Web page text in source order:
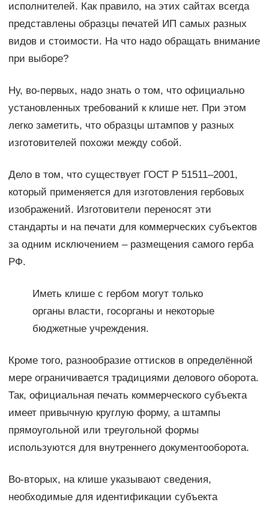
исполнителей. Как правило, на этих сайтах всегда
представлены образцы печатей ИП самых разных
видов и стоимости. На что надо обращать внимание
при выборе?
Ну, во-первых, надо знать о том, что официально
установленных требований к клише нет. При этом
легко заметить, что образцы штампов у разных
изготовителей похожи между собой.
Дело в том, что существует ГОСТ Р 51511–2001,
который применяется для изготовления гербовых
изображений. Изготовители переносят эти
стандарты и на печати для коммерческих субъектов
за одним исключением – размещения самого герба
РФ.
Иметь клише с гербом могут только
органы власти, госорганы и некоторые
бюджетные учреждения.
Кроме того, разнообразие оттисков в определённой
мере ограничивается традициями делового оборота.
Так, официальная печать коммерческого субъекта
имеет привычную круглую форму, а штампы
прямоугольной или треугольной формы
используются для внутреннего документооборота.
Во-вторых, на клише указывают сведения,
необходимые для идентификации субъекта